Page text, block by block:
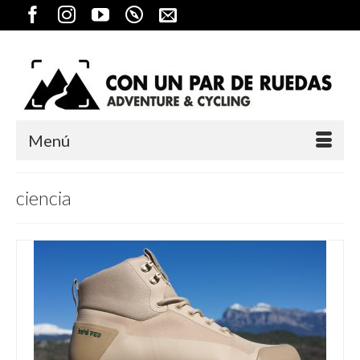
Menú
ciencia